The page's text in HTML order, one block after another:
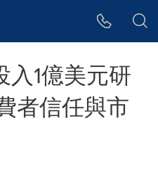
1億美元研
者信任與市